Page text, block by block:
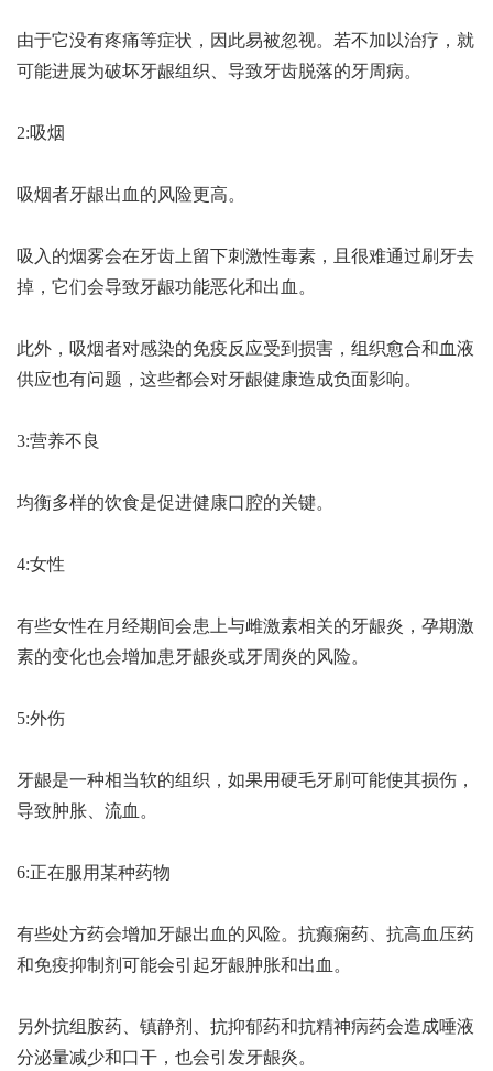
由于它没有疼痛等症状，因此易被忽视。若不加以治疗，就
可能进展为破坏牙龈组织、导致牙齿脱落的牙周病。
2:吸烟
吸烟者牙龈出血的风险更高。
吸入的烟雾会在牙齿上留下刺激性毒素，且很难通过刷牙去
掉，它们会导致牙龈功能恶化和出血。
此外，吸烟者对感染的免疫反应受到损害，组织愈合和血液
供应也有问题，这些都会对牙龈健康造成负面影响。
3:营养不良
均衡多样的饮食是促进健康口腔的关键。
4:女性
有些女性在月经期间会患上与雌激素相关的牙龈炎，孕期激
素的变化也会增加患牙龈炎或牙周炎的风险。
5:外伤
牙龈是一种相当软的组织，如果用硬毛牙刷可能使其损伤，
导致肿胀、流血。
6:正在服用某种药物
有些处方药会增加牙龈出血的风险。抗癫痫药、抗高血压药
和免疫抑制剂可能会引起牙龈肿胀和出血。
另外抗组胺药、镇静剂、抗抑郁药和抗精神病药会造成唾液
分泌量减少和口干，也会引发牙龈炎。